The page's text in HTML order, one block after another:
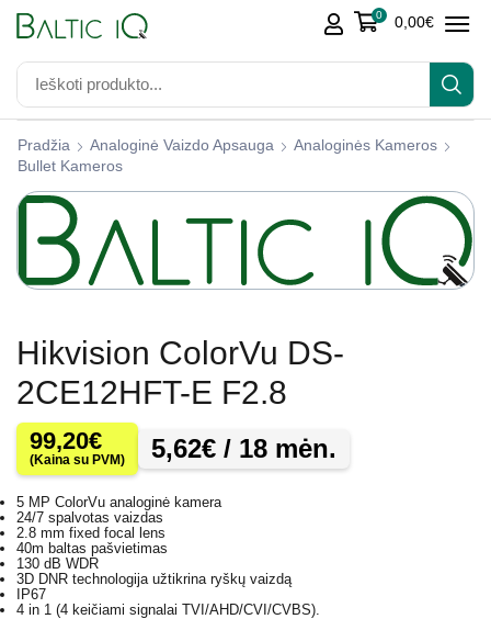
0 0,00€
Pradžia Analoginė Vaizdo Apsauga
Analoginės Kameros
Bullet Kameros
Hikvision ColorVu DS-
2CE12HFT-E F2.8
99,20€
(Kaina su PVM) 5,62€ / 18 mėn.
5 MP ColorVu analoginė kamera
24/7 spalvotas vaizdas
2.8 mm fixed focal lens
40m baltas pašvietimas
130 dB WDR
3D DNR technologija užtikrina ryškų vaizdą
IP67
4 in 1 (4 keičiami signalai TVI/AHD/CVI/CVBS).